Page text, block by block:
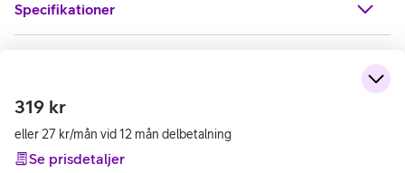
Specifikationer
319 kr
eller 27 kr/mån vid 12 mån delbetalning
Se prisdetaljer